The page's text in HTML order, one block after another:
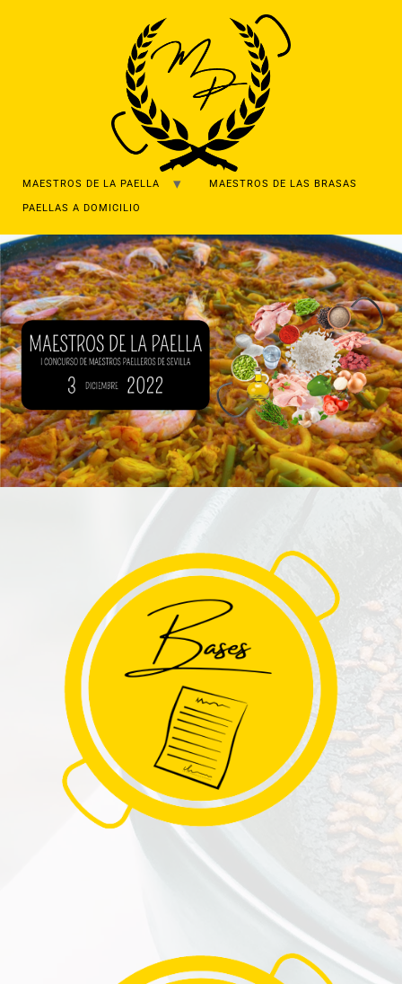
MAESTROS DE LA PAELLA MAESTROS DE LAS BRASAS
PAELLAS A DOMICILIO